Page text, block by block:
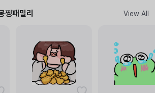
패밀리 View All